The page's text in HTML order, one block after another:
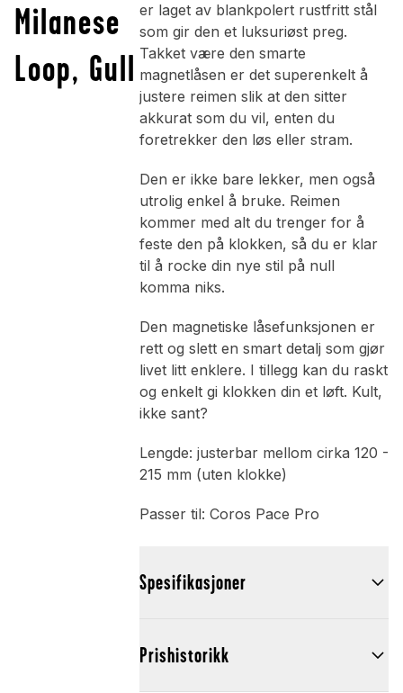
Milanese
Loop, Gull
er laget av blankpolert rustfritt stål
som gir den et luksuriøst preg.
Takket være den smarte
magnetlåsen er det superenkelt å
justere reimen slik at den sitter
akkurat som du vil, enten du
foretrekker den løs eller stram.
Den er ikke bare lekker, men også
utrolig enkel å bruke. Reimen
kommer med alt du trenger for å
feste den på klokken, så du er klar
til å rocke din nye stil på null
komma niks.
Den magnetiske låsefunksjonen er
rett og slett en smart detalj som gjør
livet litt enklere. I tillegg kan du raskt
og enkelt gi klokken din et løft. Kult,
ikke sant?
Lengde: justerbar mellom cirka 120 -
215 mm (uten klokke)
Passer til: Coros Pace Pro
Spesifikasjoner
Prishistorikk